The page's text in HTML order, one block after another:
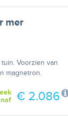
mer
Voorzien van
magnetron.
€ 2.086